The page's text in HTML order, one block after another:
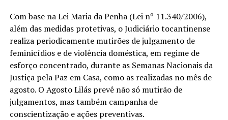
Com base na Lei Maria da Penha (Lei nº 11.340/2006),
além das medidas protetivas, o Judiciário tocantinense
realiza periodicamente mutirões de julgamento de
feminicídios e de violência doméstica, em regime de
esforço concentrado, durante as Semanas Nacionais da
Justiça pela Paz em Casa, como as realizadas no mês de
agosto. O Agosto Lilás prevê não só mutirão de
julgamentos, mas também campanha de
conscientização e ações preventivas.